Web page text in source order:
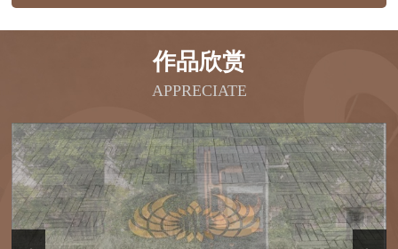
作品欣赏
APPRECIATE